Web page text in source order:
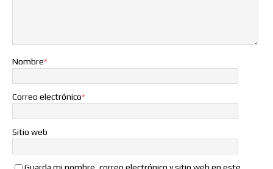
Nombre*
Correo electrónico*
Sitio web
Guarda mi nombre, correo electrónico y sitio web en este